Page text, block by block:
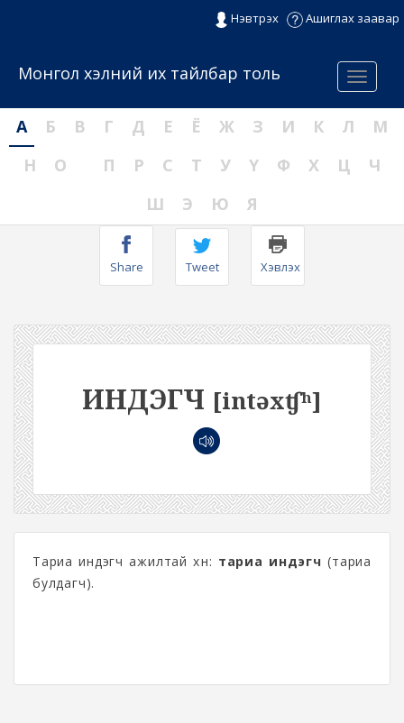
Нэвтрэх Ашиглах заавар
Menu
Монгол хэлний их тайлбар толь
А Б В Г Д Е Ё Ж З И К Л
М
Н
О П Р С Т У Ү Ф Х Ц
Ч
Ш
Э Ю Я
Share Tweet Хэвлэх
ИНДЭГЧ [intəxʧʰ]
Тариа индэгч ажилтай хүн: тариа индэгч (тариа
булдагч).